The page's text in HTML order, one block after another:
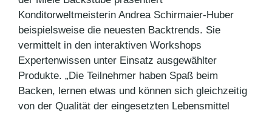
Konditorweltmeisterin Andrea Schirmaier-Huber
beispielsweise die neuesten Backtrends. Sie
vermittelt in den interaktiven Workshops
Expertenwissen unter Einsatz ausgewählter
Produkte. „Die Teilnehmer haben Spaß beim
Backen, lernen etwas und können sich gleichzeitig
von der Qualität der eingesetzten Lebensmittel